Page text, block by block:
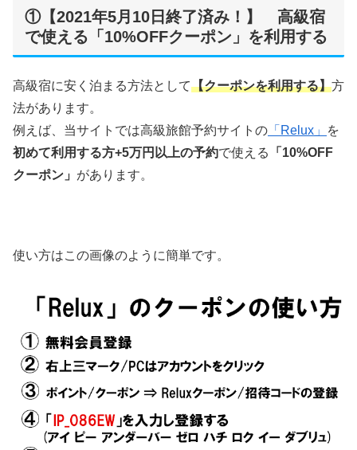
①【2021年5月10日終了済み！】 高級宿
で使える「10%OFFクーポン」を利用する
高級宿に安く泊まる方法として【クーポンを利用する】方
法があります。
例えば、当サイトでは高級旅館予約サイトの 「Relux」
を
初めて利用する方+5万円以上の予約で使える
「10%OFF
クーポン」 があります。
使い方はこの画像のように簡単です。